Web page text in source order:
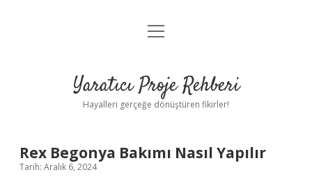
Anasayfa
Yasal Uyarı
menüyü
Yaratıcı Proje Rehberi
Hayalleri gerçeğe dönüştüren fikirler!
Rex Begonya Bakımı Nasıl Yapılır
Tarih: Aralık 6, 2024